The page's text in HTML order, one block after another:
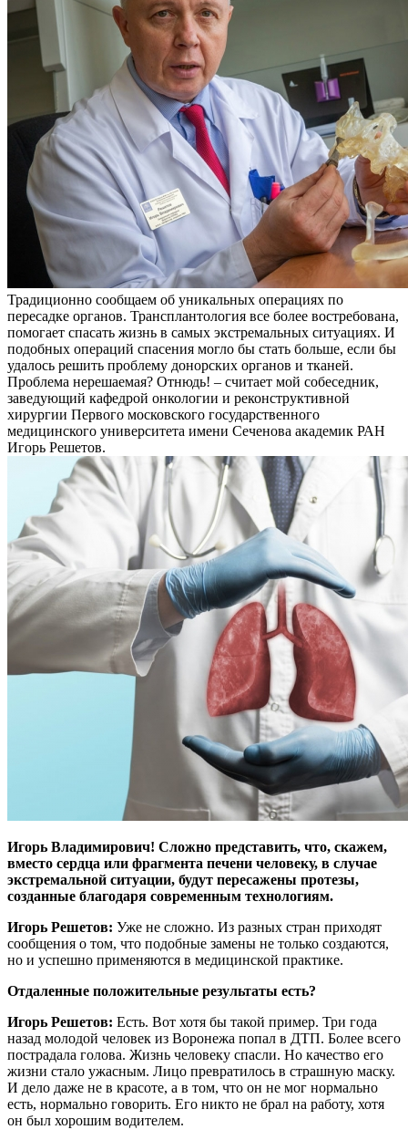
Традиционно сообщаем об уникальных операциях по
пересадке органов. Трансплантология все более востребована,
помогает спасать жизнь в самых экстремальных ситуациях. И
подобных операций спасения могло бы стать больше, если бы
удалось решить проблему донорских органов и тканей.
Проблема нерешаемая? Отнюдь! – считает мой собеседник,
заведующий кафедрой онкологии и реконструктивной
хирургии Первого московского государственного
медицинского университета имени Сеченова академик РАН
Игорь Решетов.
Игорь Владимирович! Сложно представить, что, скажем,
вместо сердца или фрагмента печени человеку, в случае
экстремальной ситуации, будут пересажены протезы,
созданные благодаря современным технологиям.
Игорь Решетов: Уже не сложно. Из разных стран приходят
сообщения о том, что подобные замены не только создаются,
но и успешно применяются в медицинской практике.
Отдаленные положительные результаты есть?
Игорь Решетов: Есть. Вот хотя бы такой пример. Три года
назад молодой человек из Воронежа попал в ДТП. Более всего
пострадала голова. Жизнь человеку спасли. Но качество его
жизни стало ужасным. Лицо превратилось в страшную маску.
И дело даже не в красоте, а в том, что он не мог нормально
есть, нормально говорить. Его никто не брал на работу, хотя
он был хорошим водителем.